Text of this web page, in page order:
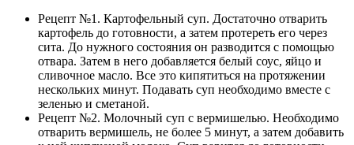
Рецепт №1. Картофельный суп. Достаточно отварить
картофель до готовности, а затем протереть его через
сита. До нужного состояния он разводится с помощью
отвара. Затем в него добавляется белый соус, яйцо и
сливочное масло. Все это кипятиться на протяжении
нескольких минут. Подавать суп необходимо вместе с
зеленью и сметаной.
Рецепт №2. Молочный суп с вермишелью. Необходимо
отварить вермишель, не более 5 минут, а затем добавить